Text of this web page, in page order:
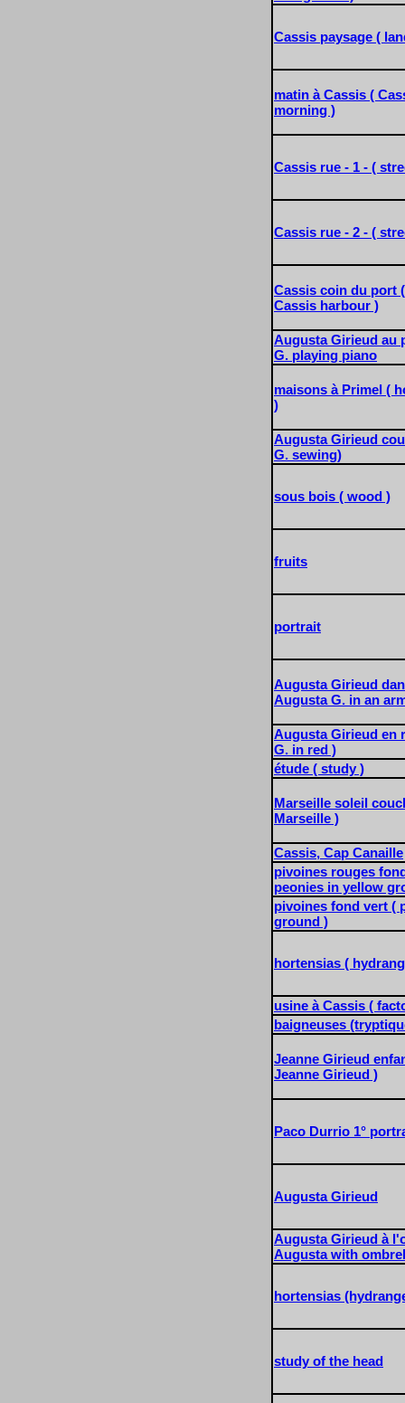
Cassis paysage (
matin à Cassis (
morning )
Cassis rue - 1 - (
Cassis rue - 2 - (
Cassis coin du port
Cassis harbour )
Augusta Girieud au
G. playing piano
maisons à Primel (
)
Augusta Girieud
G. sewing)
sous bois ( wood )
fruits
portrait
Augusta Girieud
Augusta G. in an
Augusta Girieud en
G. in red )
étude ( study )
Marseille soleil
Marseille )
Cassis, Cap Canaille
pivoines rouges
peonies in yellow
pivoines fond vert (
ground )
hortensias (
usine à Cassis (
baigneuses
Jeanne Girieud
Jeanne Girieud )
Paco Durrio 1°
Augusta Girieud
Augusta Girieud à
Augusta with
hortensias
study of the head